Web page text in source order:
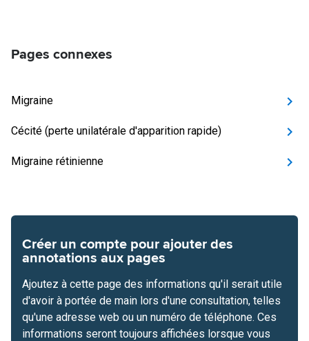
Pages connexes
Migraine
Cécité (perte unilatérale d'apparition rapide)
Migraine rétinienne
Créer un compte pour ajouter des
annotations aux pages
Ajoutez à cette page des informations qu'il serait utile
d'avoir à portée de main lors d'une consultation, telles
qu'une adresse web ou un numéro de téléphone. Ces
informations seront toujours affichées lorsque vous